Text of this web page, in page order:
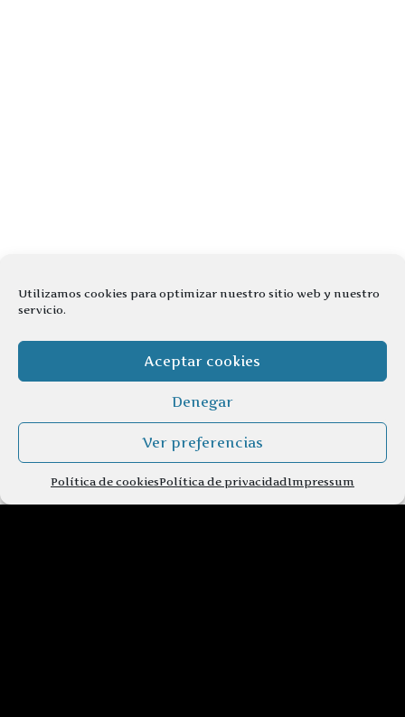
Utilizamos cookies para optimizar nuestro sitio web y nuestro
servicio.
Aceptar cookies
Denegar
Ver preferencias
Política de cookiesPolítica de privacidadImpressum